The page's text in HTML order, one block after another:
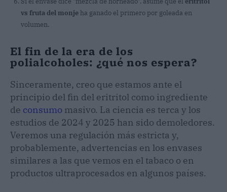
vs fruta del monjeha ganado el primero por goleada en
volumen.
El fin de la era de los
polialcoholes: ¿qué nos espera?
Sinceramente, creo que estamos ante el
principio del fin del eritritol como ingrediente
de consumo masivo. La ciencia es terca y los
estudios de 2024 y 2025 han sido demoledores.
Veremos una regulación más estricta y,
probablemente, advertencias en los envases
similares a las que vemos en el tabaco o en
productos ultraprocesados en algunos países.